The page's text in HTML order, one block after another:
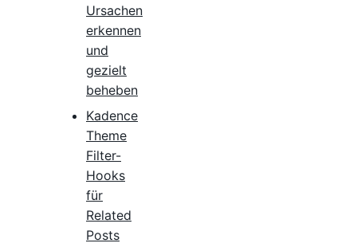
Ursachen
erkennen
und
gezielt
beheben
Kadence
Theme
Filter-
Hooks
für
Related
Posts